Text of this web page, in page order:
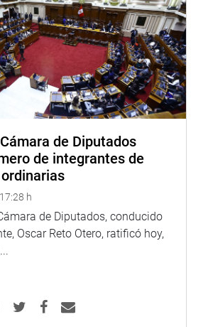
de Diputados
de integrantes de
h
de Diputados, conducido
Oscar Reto Otero, ratificó hoy,